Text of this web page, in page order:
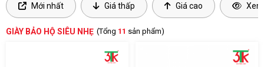
Mới nhất Giá thấp Giá cao
GIÀY BẢO HỘ SIÊU NHẸ (Tổng 11 sản phẩm)